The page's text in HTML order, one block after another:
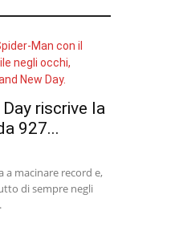
riscrive la
927...
a macinare record e,
di sempre negli